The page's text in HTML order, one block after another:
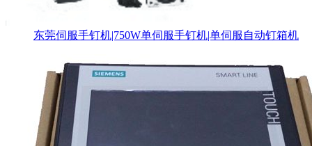
东莞伺服手钉机|750W单伺服手钉机|单伺服自动钉箱机